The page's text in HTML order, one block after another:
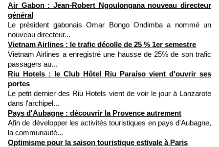
Air Gabon : Jean-Robert Ngoulongana nouveau directeur
général
Le président gabonais Omar Bongo Ondimba a nommé un
nouveau directeur...
Vietnam Airlines : le trafic décolle de 25 % 1er semestre
Vietnam Airlines a enregistré une hausse de 25% de son trafic
passagers au...
Riu Hotels : le Club Hôtel Riu Paraíso vient d'ouvrir ses
portes
Le petit dernier des Riu Hotels vient de voir le jour à Lanzarote
dans l'archipel...
Pays d'Aubagne : découvrir la Provence autrement
Afin de développer les activités touristiques en pays d'Aubagne,
la communauté...
Optimisme pour la saison touristique estivale à Paris